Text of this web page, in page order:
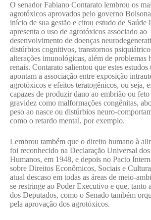
O senador Fabiano Contarato lembrou os
agrotóxicos aprovados pelo governo
início de sua gestão e citou estudo de Saúde
apresenta o uso de agrotóxicos associado ao
desenvolvimento de doenças
distúrbios cognitivos, transtornos
alterações imunológicas, além de problemas
renais. Contarato salientou que estes estudos
apontam a associação entre exposição
agrotóxicos e efeitos teratogênicos, ou seja,
capazes de produzir dano ao embrião ou feto
gravidez como malformações congênitas,
peso ao nasce ou distúrbios neuro-
como o retardo mental, por exemplo.
Lembrou também que o direito humano à
foi reconhecido na Declaração Universal
Humanos, em 1948, e depois no Pacto
sobre Direitos Econômicos, Sociais e
atual descaso em todas as áreas de meio-
se restringe ao Poder Executivo e que, tanto
dos Deputados, como o Senado também
pela aprovação dos agrotóxicos.